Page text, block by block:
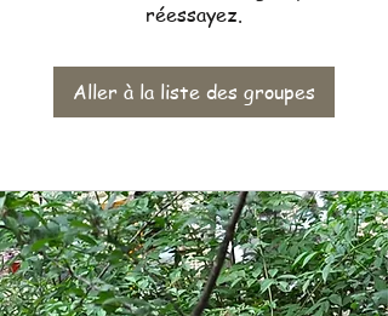
réessayez.
Aller à la liste des groupes